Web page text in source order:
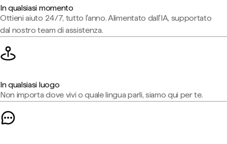
In qualsiasi momento
Ottieni aiuto 24/7, tutto l'anno. Alimentato dall'IA, supportato
dal nostro team di assistenza.
In qualsiasi luogo
Non importa dove vivi o quale lingua parli, siamo qui per te.